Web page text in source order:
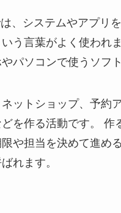
、システムやアプリ
う言葉がよく使われ
パソコンで使うソフ
ットショップ、予約
を作る活動です。 作
や担当を決めて進め
れます。